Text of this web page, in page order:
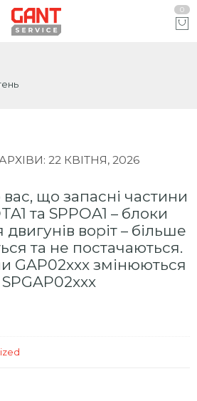
0
22 КВІТНЯ, 2026
що запасні частини
та SPPOA1 – блоки
воріт – більше
та не постачаються.
GAP02xxx змінюються